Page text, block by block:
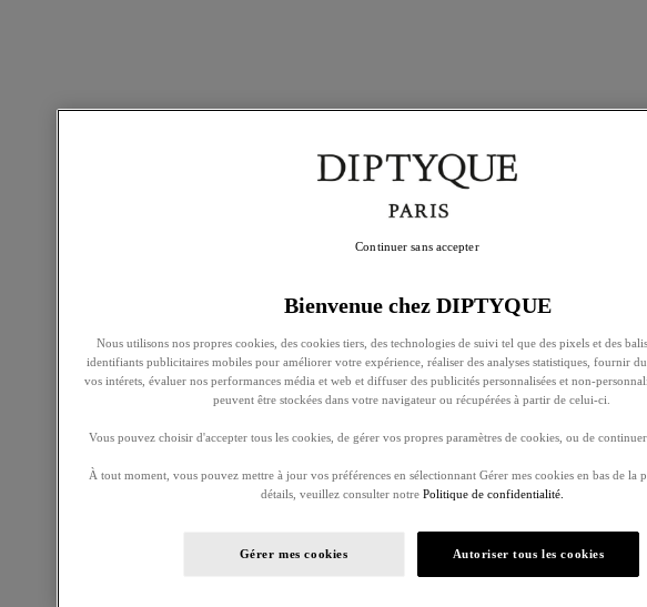
Bienvenue chez DIPTYQUE
Nous utilisons nos propres cookies, des cookies tiers, des technologies de suivi tel que des pixels et des
identifiants publicitaires mobiles pour améliorer votre expérience, réaliser des analyses statistiques, fournir
vos intérets, évaluer nos performances média et web et diffuser des publicités personnalisées et non-
peuvent être stockées dans votre navigateur ou récupérées à partir de celui-ci.
Vous pouvez choisir d'accepter tous les cookies, de gérer vos propres paramètres de cookies, ou de continuer
À tout moment, vous pouvez mettre à jour vos préférences en sélectionnant Gérer mes cookies en bas de la
détails, veuillez consulter notre Politique de confidentialité.
Gérer mes cookies Autoriser tous les cookies
Continuer sans accepter